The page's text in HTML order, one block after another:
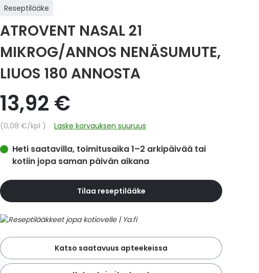
Reseptilääke
ATROVENT NASAL 21
MIKROG/ANNOS NENÄSUMUTE,
LIUOS 180 ANNOSTA
13,92 €
Yksikköhinta
0,08 €/kpl Laske korvauksen suuruus
Heti saatavilla, toimitusaika 1–2 arkipäivää tai
kotiin jopa saman päivän aikana
Tilaa reseptilääke
Katso saatavuus apteekeissa